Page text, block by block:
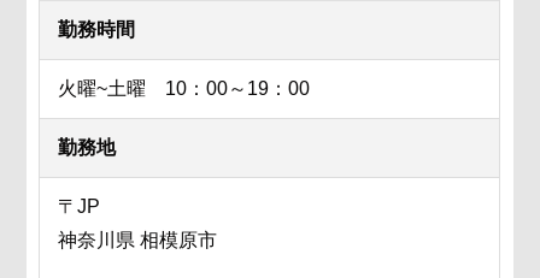
勤務時間
火曜~土曜 10：00～19：00
勤務地
〒JP
神奈川県 相模原市